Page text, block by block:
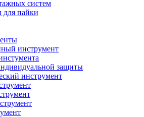
систем
пайки
инструмент
защиты
инструмент